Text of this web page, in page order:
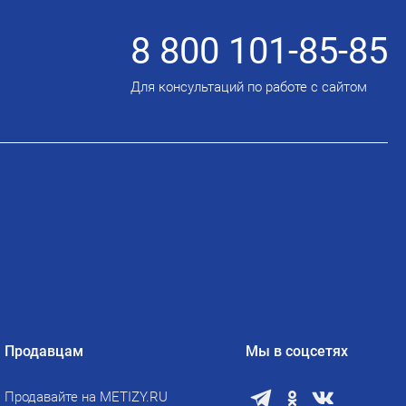
8 800 101-85-85
Для консультаций по работе с сайтом
Продавцам
Продавайте на METIZY.RU
Мы в соцсетях